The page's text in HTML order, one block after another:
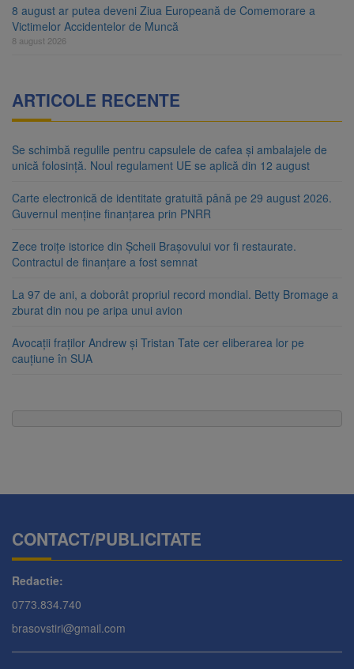
8 august ar putea deveni Ziua Europeană de Comemorare a
Victimelor Accidentelor de Muncă
8 august 2026
ARTICOLE RECENTE
Se schimbă regulile pentru capsulele de cafea și ambalajele de
unică folosință. Noul regulament UE se aplică din 12 august
Carte electronică de identitate gratuită până pe 29 august 2026.
Guvernul menține finanțarea prin PNRR
Zece troițe istorice din Șcheii Brașovului vor fi restaurate.
Contractul de finanțare a fost semnat
La 97 de ani, a doborât propriul record mondial. Betty Bromage a
zburat din nou pe aripa unui avion
Avocații fraților Andrew și Tristan Tate cer eliberarea lor pe
cauțiune în SUA
CONTACT/PUBLICITATE
Redactie:
0773.834.740
brasovstiri@gmail.com